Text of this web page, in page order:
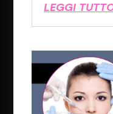
LEGGI